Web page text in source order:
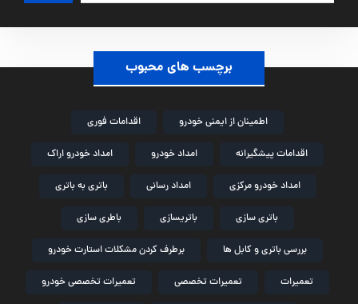
برچسب های محبوب
اطمینان از ایمنی خودرو اقدامات فوری
اقدامات پیشگیرانه امداد خودرو امداد خودرو اراک
امداد خودرو مرکزی امداد رسانی باتری به باتری
باتری سازی باتریسازی باطری سازی
بررسی باتری و کابل ها برطرف کردن مشکلات استارت خودرو
تعمیرات تعمیرات تخصصی تعمیرات تخصصی خودرو